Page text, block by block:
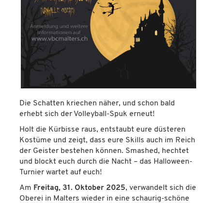
Die Schatten kriechen näher, und schon bald
erhebt sich der Volleyball-Spuk erneut!
Holt die Kürbisse raus, entstaubt eure düsteren
Kostüme und zeigt, dass eure Skills auch im Reich
der Geister bestehen können. Smashed, hechtet
und blockt euch durch die Nacht – das Halloween-
Turnier wartet auf euch!
Am Freitag, 31. Oktober 2025, verwandelt sich die
Oberei in Malters wieder in eine schaurig-schöne